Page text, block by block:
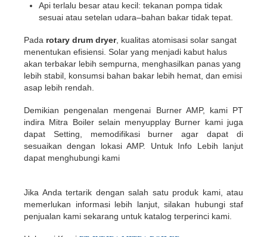
Api terlalu besar atau kecil: tekanan pompa tidak
sesuai atau setelan udara–bahan bakar tidak tepat.
Pada rotary drum dryer, kualitas atomisasi solar sangat
menentukan efisiensi. Solar yang menjadi kabut halus
akan terbakar lebih sempurna, menghasilkan panas yang
lebih stabil, konsumsi bahan bakar lebih hemat, dan emisi
asap lebih rendah.
Demikian pengenalan mengenai Burner AMP, kami PT
indira Mitra Boiler selain menyupplay Burner kami juga
dapat Setting, memodifikasi burner agar dapat di
sesuaikan dengan lokasi AMP. Untuk Info Lebih lanjut
dapat menghubungi kami
Jika Anda tertarik dengan salah satu produk kami, atau
memerlukan informasi lebih lanjut, silakan hubungi staf
penjualan kami sekarang untuk katalog terperinci kami.